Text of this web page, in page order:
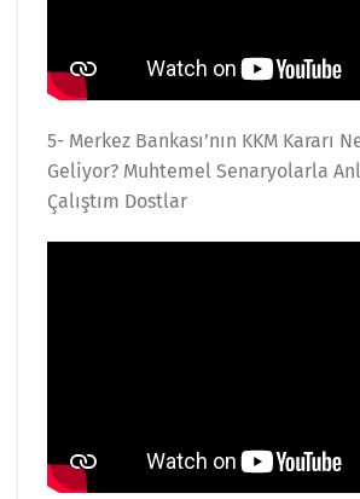
5- Merkez Bankası’nın KKM Kararı
Geliyor? Muhtemel Senaryolarla
Çalıştım Dostlar